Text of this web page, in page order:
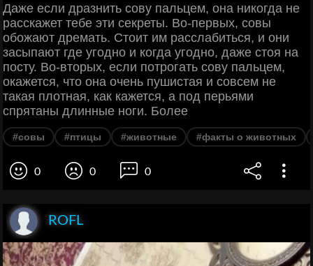
Даже если дразнить сову пальцем, она никогда не
расскажет тебе эти секреты. Во-первых, совы
обожают дремать. Стоит им расслабиться, и они
засыпают где угодно и когда угодно, даже стоя на
посту. Во-вторых, если потрогать сову пальцем,
окажется, что она очень пушистая и совсем не
такая плотная, как кажется, а под перьями
спрятаны длинные ноги. Более
#совы #птицы #животные #факты о животных
0 0 0
ROFL